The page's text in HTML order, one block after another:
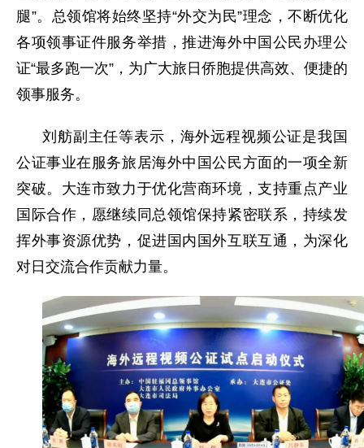
腿”。总领馆将始终坚持“外交为民”理念，不断优化
各项领事证件服务举措，推进海外中国公民办理公
证“最多跑一次”，为广大旅日侨胞提供高效、便捷的
领事服务。
刘舫副主任等表示，海外远程视频公证是我国
公证事业在服务旅居海外中国公民方面的一项全新
突破。大连市致力于优化营商环境，支持重点产业
国际合作，愿继续同总领馆保持紧密联系，持续发
挥外事资源优势，促进国内国外互联互通，为深化
对日交流合作贡献力量。